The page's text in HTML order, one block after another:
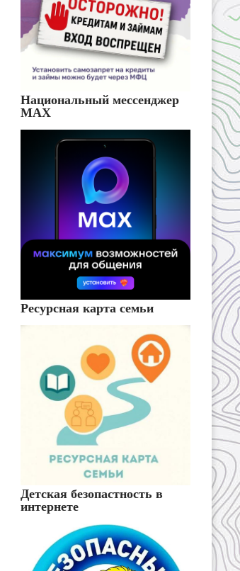
Национальный мессенджер
MAX
Ресурсная карта семьи
Детская безопастность в
интернете